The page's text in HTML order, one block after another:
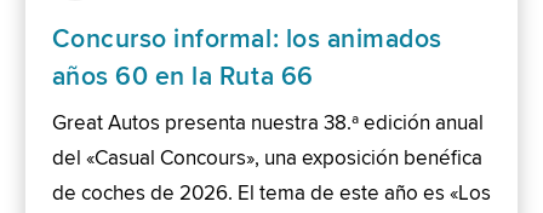
Concurso informal: los animados
años 60 en la Ruta 66
Great Autos presenta nuestra 38.ª edición anual
del «Casual Concours», una exposición benéfica
de coches de 2026. El tema de este año es «Los